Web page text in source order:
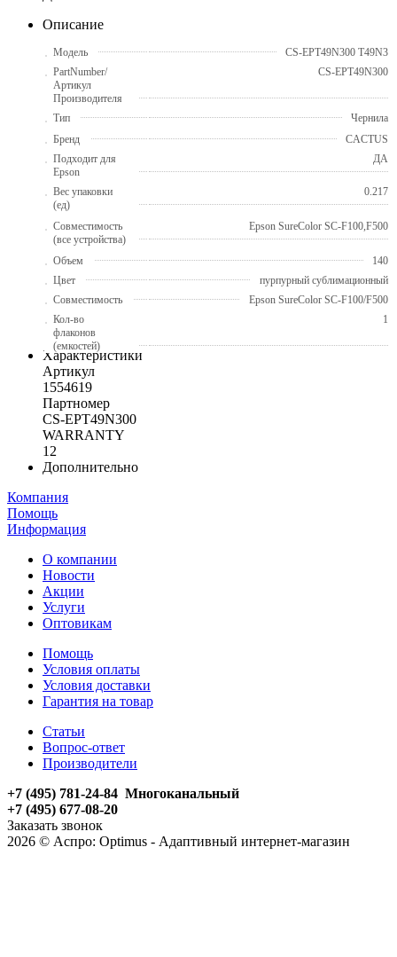
Описание
Модель
CS-EPT49N300 T49N3
PartNumber/
Артикул
Производителя
CS-EPT49N300
Тип
Чернила
Бренд
CACTUS
Подходит для
Epson
ДА
Вес упаковки
(ед)
0.217
Совместимость
(все устройства)
Epson SureColor SC-F100,F500
Объем
140
Цвет
пурпурный сублимационный
Совместимость
Epson SureColor SC-F100/F500
Кол-во
флаконов
(емкостей)
1
Характеристики
Артикул
1554619
Партномер
CS-EPT49N300
WARRANTY
12
Дополнительно
Компания
Помощь
Информация
О компании
Новости
Акции
Услуги
Оптовикам
Помощь
Условия оплаты
Условия доставки
Гарантия на товар
Статьи
Вопрос-ответ
Производители
+7 (495) 781-24-84 Многоканальный
+7 (495) 677-08-20
Заказать звонок
2026 © Аспро: Optimus - Адаптивный интернет-магазин